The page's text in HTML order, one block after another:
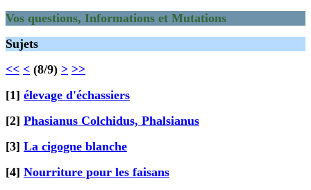
Vos questions, Informations et Mutations
Sujets
<< < (8/9) > >>
[1] élevage d'échassiers
[2] Phasianus Colchidus, Phalsianus
[3] La cigogne blanche
[4] Nourriture pour les faisans